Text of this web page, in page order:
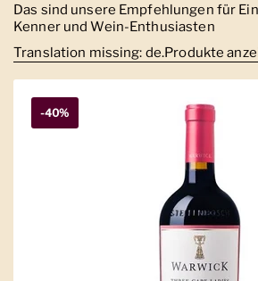
Das sind unsere Empfehlungen für
Kenner und Wein-Enthusiasten
Translation missing: de.Produkte
-40%